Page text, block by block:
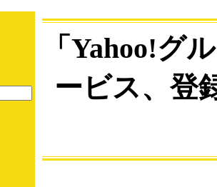
「Yahoo!グ
ービス、登